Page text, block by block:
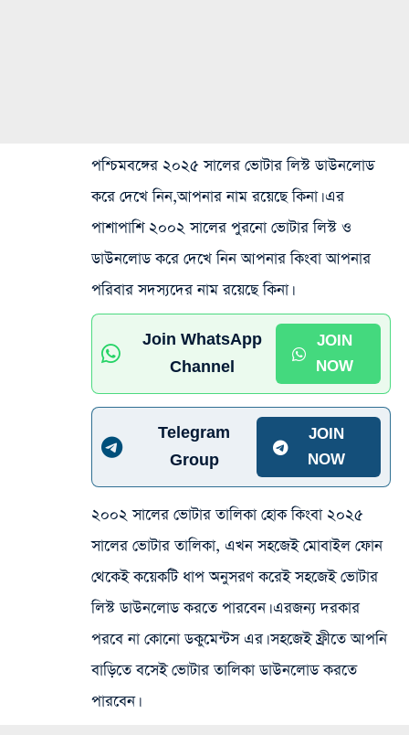
পশ্চিমবঙ্গের ২০২৫ সালের ভোটার লিস্ট ডাউনলোড
করে দেখে নিন,আপনার নাম রয়েছে কিনা। এর
পাশাপাশি ২০০২ সালের পুরনো ভোটার লিস্ট ও
ডাউনলোড করে দেখে নিন আপনার কিংবা আপনার
পরিবার সদস্যদের নাম রয়েছে কিনা।
Join WhatsApp
Channel
JOIN
NOW
Telegram
Group
JOIN
NOW
২০০২ সালের ভোটার তালিকা হোক কিংবা ২০২৫
সালের ভোটার তালিকা, এখন সহজেই মোবাইল ফোন
থেকেই কয়েকটি ধাপ অনুসরণ করেই সহজেই ভোটার
লিস্ট ডাউনলোড করতে পারবেন। এরজন্য দরকার
পরবে না কোনো ডকুমেন্টস এর। সহজেই ফ্রীতে আপনি
বাড়িতে বসেই ভোটার তালিকা ডাউনলোড করতে
পারবেন।